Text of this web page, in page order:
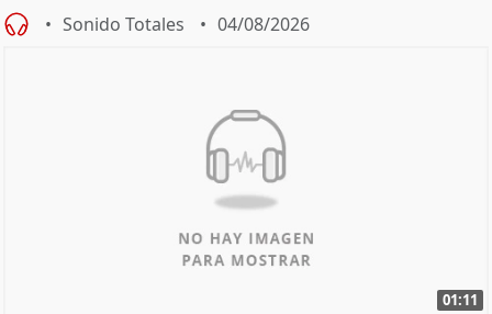
Sonido Totales 04/08/2026
01:11